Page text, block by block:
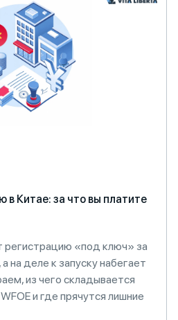
Китае: за что вы платите
«под ключ» за
на деле к запуску набегает
из чего складывается
и где прячутся лишние